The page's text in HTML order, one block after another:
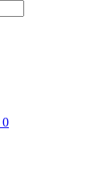
0